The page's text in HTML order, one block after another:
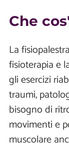
Che
La
fisioterapia e
gli esercizi
traumi,
bisogno di
movimenti e
muscolare